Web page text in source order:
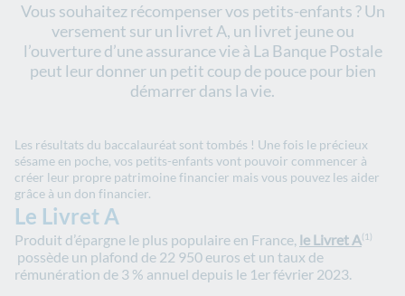
Vous souhaitez récompenser vos petits-enfants ? Un
versement sur un livret A, un livret jeune ou
l’ouverture d’une assurance vie à La Banque Postale
peut leur donner un petit coup de pouce pour bien
démarrer dans la vie.
Les résultats du baccalauréat sont tombés ! Une fois le précieux
sésame en poche, vos petits-enfants vont pouvoir commencer à
créer leur propre patrimoine financier mais vous pouvez les aider
grâce à un don financier.
Le Livret A
Produit d’épargne le plus populaire en France, le Livret A(1)
possède un plafond de 22 950 euros et un taux de
rémunération de 3 % annuel depuis le 1er février 2023.